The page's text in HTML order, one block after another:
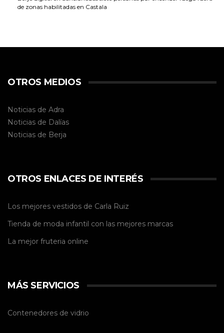
de zonas habilitadas en Castala
OTROS MEDIOS
Noticias de Adra
Noticias de Dalías
Noticias de Berja
OTROS ENLACES DE INTERÉS
Los mejores vestidos de Carla Ruiz
Tienda de moda infantil con las mejores marcas
La mejor fruteria online
MÁS SERVICIOS
Contenedores de vidrio